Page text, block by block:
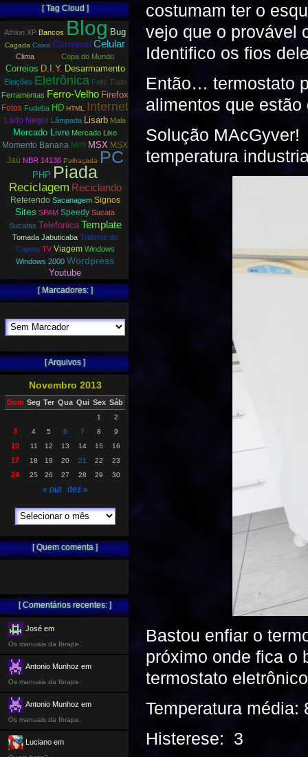
costumam ter o
vejo que o provável
Identifico os fios
Então… termostato
alimentos que
Solução
temperatura
Bastou enfiar o
próximo onde fica o
termostato
Temperatura média:
Histerese: 3
[ Tag Cloud ]
Athlon XP Bancos Blog Bug
Cagada Caixa CarnavalCelular
Clima Coding Copa do Mundo
Correios D.I.Y. Desarmamento
Eleições Eletrônica Feliz Tudo
Ferramentas Ferro-Velho Firefox
Fotos Fudeba HD HTML Internet
Lado Negro Lâmpada Lisarb Mala
Mercado Livre Mercado Lixo
Momento Banana MP3 MSX MSX
Jaú NBR 14136 Palhaçada PC
PHP Piada
Reciclagem Reciclando
Referendo Sacanagem Signos
Sites SPAM Speedy Sucata
Sucatas Telefonica Template
Tomada Jabuticaba Tridente do
Capeta TV Viagem Windows
Windows 2000 Wordpress
Youtube
[ Marcadores: ]
[ Arquivos ]
Novembro 2013
Dom Seg Ter Qua Qui Sex Sáb
1 2
3 4 5 6 7 8 9
10 11 12 13 14 15 16
17 18 19 20 21 22 23
24 25 26 27 28 29 30
« out dez »
[ Quem comenta ]
[ Comentários recentes: ]
José em
Os manuais da Ibrape.
Antonio Munhoz em
Os manuais da Ibrape.
Antonio Munhoz em
Os manuais da Ibrape.
Luciano em